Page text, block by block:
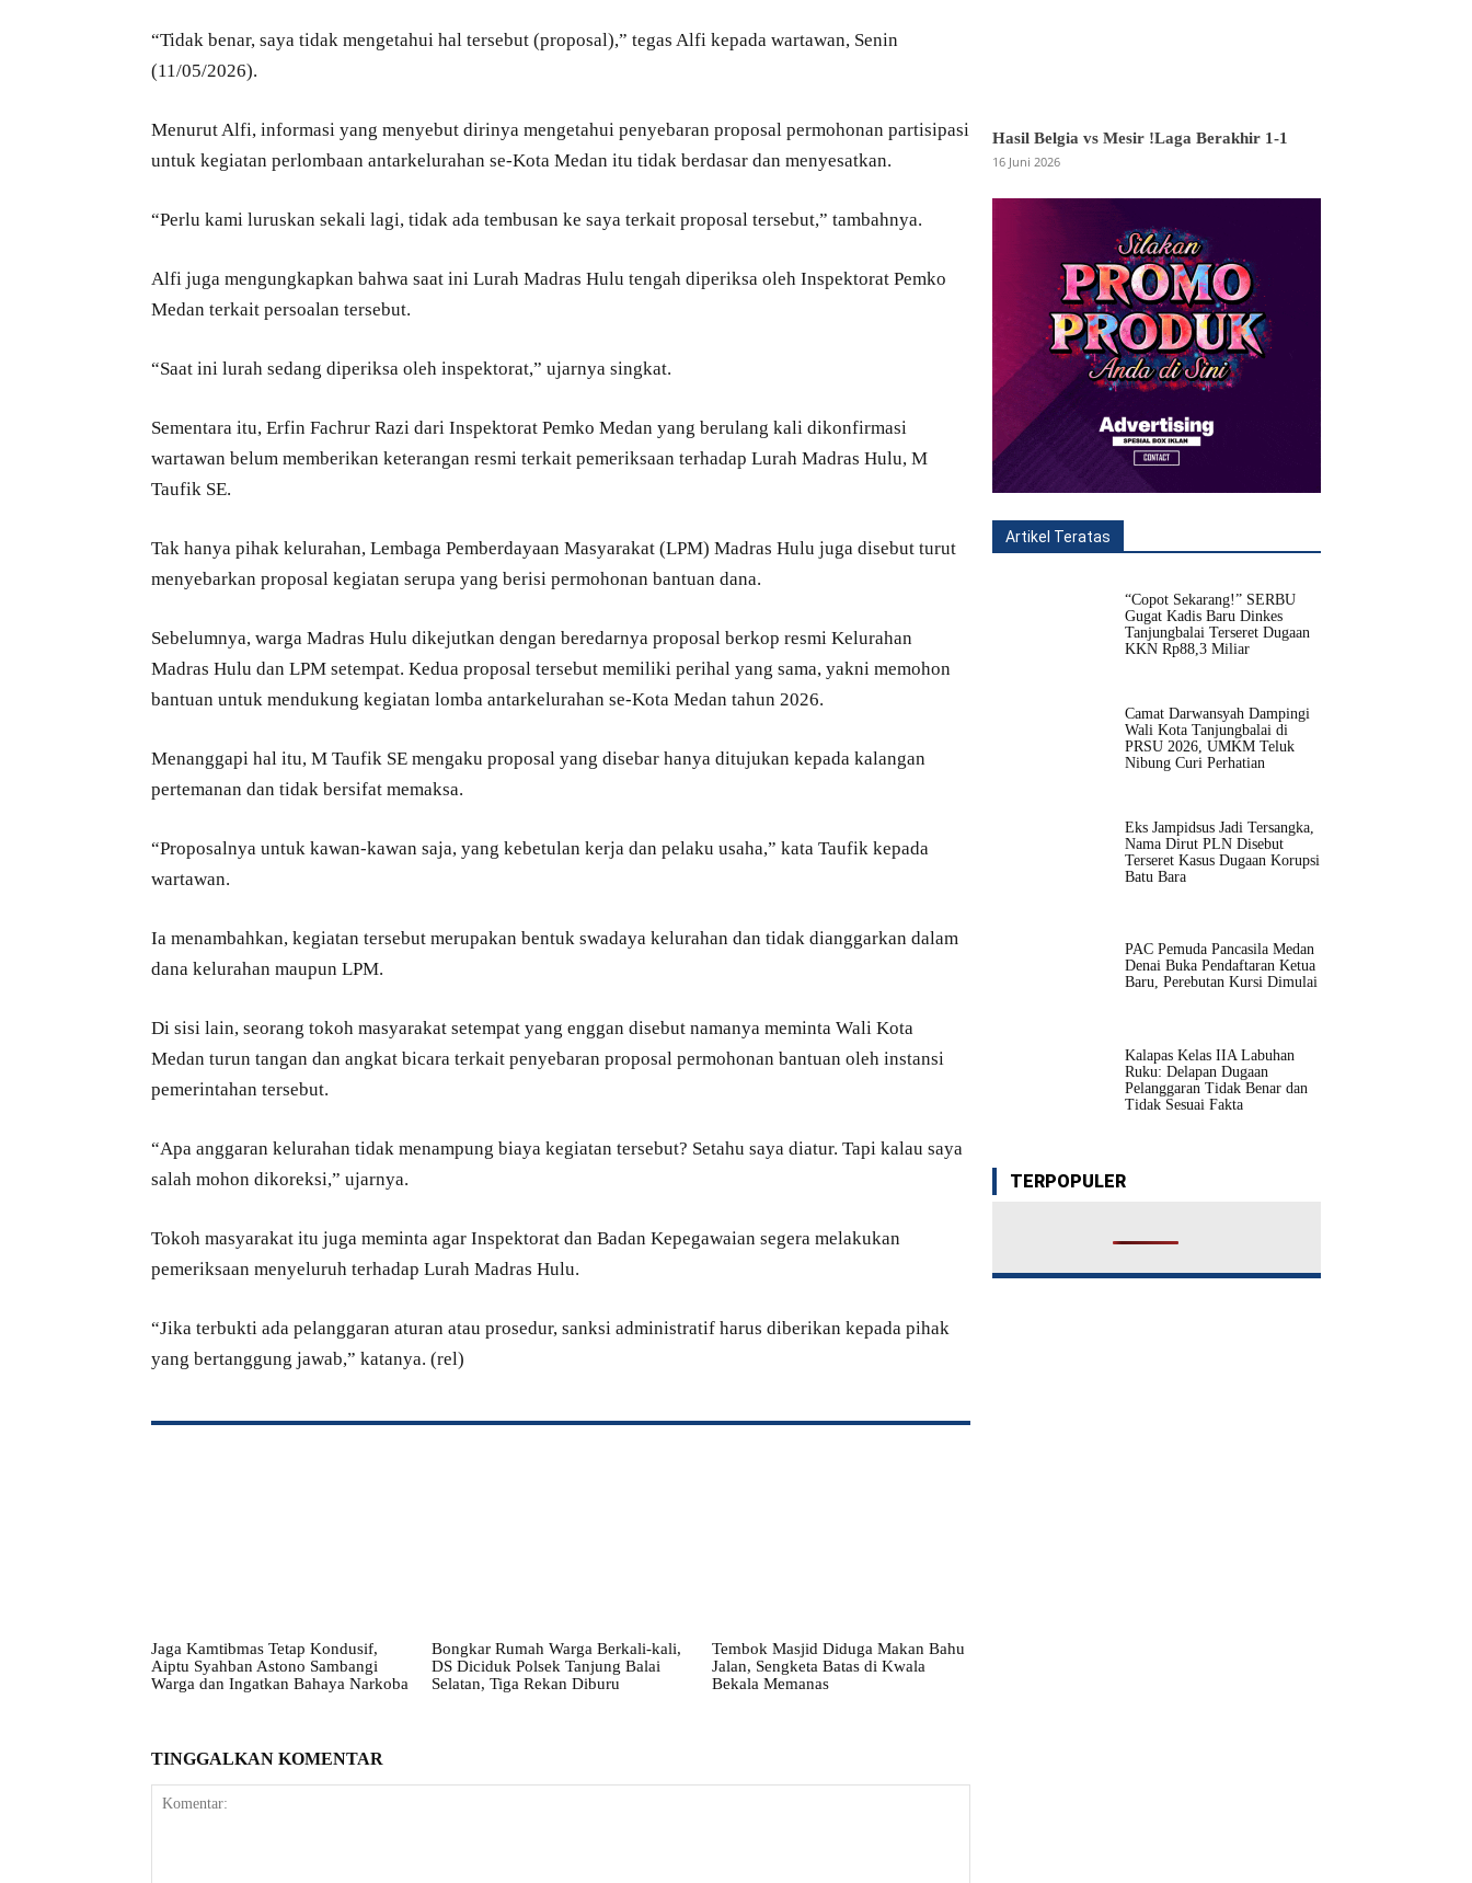
“Tidak benar, saya tidak mengetahui hal tersebut (proposal),” tegas Alfi kepada wartawan, Senin
(11/05/2026).
Menurut Alfi, informasi yang menyebut dirinya mengetahui penyebaran proposal permohonan partisipasi
untuk kegiatan perlombaan antarkelurahan se-Kota Medan itu tidak berdasar dan menyesatkan.
“Perlu kami luruskan sekali lagi, tidak ada tembusan ke saya terkait proposal tersebut,” tambahnya.
Alfi juga mengungkapkan bahwa saat ini Lurah Madras Hulu tengah diperiksa oleh Inspektorat Pemko
Medan terkait persoalan tersebut.
“Saat ini lurah sedang diperiksa oleh inspektorat,” ujarnya singkat.
Sementara itu, Erfin Fachrur Razi dari Inspektorat Pemko Medan yang berulang kali dikonfirmasi
wartawan belum memberikan keterangan resmi terkait pemeriksaan terhadap Lurah Madras Hulu, M
Taufik SE.
Tak hanya pihak kelurahan, Lembaga Pemberdayaan Masyarakat (LPM) Madras Hulu juga disebut turut
menyebarkan proposal kegiatan serupa yang berisi permohonan bantuan dana.
Sebelumnya, warga Madras Hulu dikejutkan dengan beredarnya proposal berkop resmi Kelurahan
Madras Hulu dan LPM setempat. Kedua proposal tersebut memiliki perihal yang sama, yakni memohon
bantuan untuk mendukung kegiatan lomba antarkelurahan se-Kota Medan tahun 2026.
Menanggapi hal itu, M Taufik SE mengaku proposal yang disebar hanya ditujukan kepada kalangan
pertemanan dan tidak bersifat memaksa.
“Proposalnya untuk kawan-kawan saja, yang kebetulan kerja dan pelaku usaha,” kata Taufik kepada
wartawan.
Ia menambahkan, kegiatan tersebut merupakan bentuk swadaya kelurahan dan tidak dianggarkan dalam
dana kelurahan maupun LPM.
Di sisi lain, seorang tokoh masyarakat setempat yang enggan disebut namanya meminta Wali Kota
Medan turun tangan dan angkat bicara terkait penyebaran proposal permohonan bantuan oleh instansi
pemerintahan tersebut.
“Apa anggaran kelurahan tidak menampung biaya kegiatan tersebut? Setahu saya diatur. Tapi kalau saya
salah mohon dikoreksi,” ujarnya.
Tokoh masyarakat itu juga meminta agar Inspektorat dan Badan Kepegawaian segera melakukan
pemeriksaan menyeluruh terhadap Lurah Madras Hulu.
“Jika terbukti ada pelanggaran aturan atau prosedur, sanksi administratif harus diberikan kepada pihak
yang bertanggung jawab,” katanya. (rel)
Jaga Kamtibmas Tetap Kondusif,
Aiptu Syahban Astono Sambangi
Warga dan Ingatkan Bahaya Narkoba
Bongkar Rumah Warga Berkali-kali,
DS Diciduk Polsek Tanjung Balai
Selatan, Tiga Rekan Diburu
Tembok Masjid Diduga Makan Bahu
Jalan, Sengketa Batas di Kwala
Bekala Memanas
TINGGALKAN KOMENTAR
Hasil Belgia vs Mesir !Laga Berakhir 1-1
16 Juni 2026
Artikel Teratas
All Fitur
“Copot Sekarang!” SERBU
Gugat Kadis Baru Dinkes
Tanjungbalai Terseret Dugaan
KKN Rp88,3 Miliar
Camat Darwansyah Dampingi
Wali Kota Tanjungbalai di
PRSU 2026, UMKM Teluk
Nibung Curi Perhatian
Eks Jampidsus Jadi Tersangka,
Nama Dirut PLN Disebut
Terseret Kasus Dugaan Korupsi
Batu Bara
PAC Pemuda Pancasila Medan
Denai Buka Pendaftaran Ketua
Baru, Perebutan Kursi Dimulai
Kalapas Kelas IIA Labuhan
Ruku: Delapan Dugaan
Pelanggaran Tidak Benar dan
Tidak Sesuai Fakta
TERPOPULER